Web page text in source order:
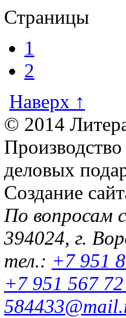
Страницы
1
2
Наверх ↑
© 2014
деловых
Создание
По вопросам
394024, г.
тел.: +7 951
+7 951 567